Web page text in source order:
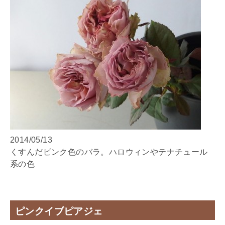
2014/05/13
くすんだピンク色のバラ。ハロウィンやテナチュール
系の色
ピンクイブピアジェ